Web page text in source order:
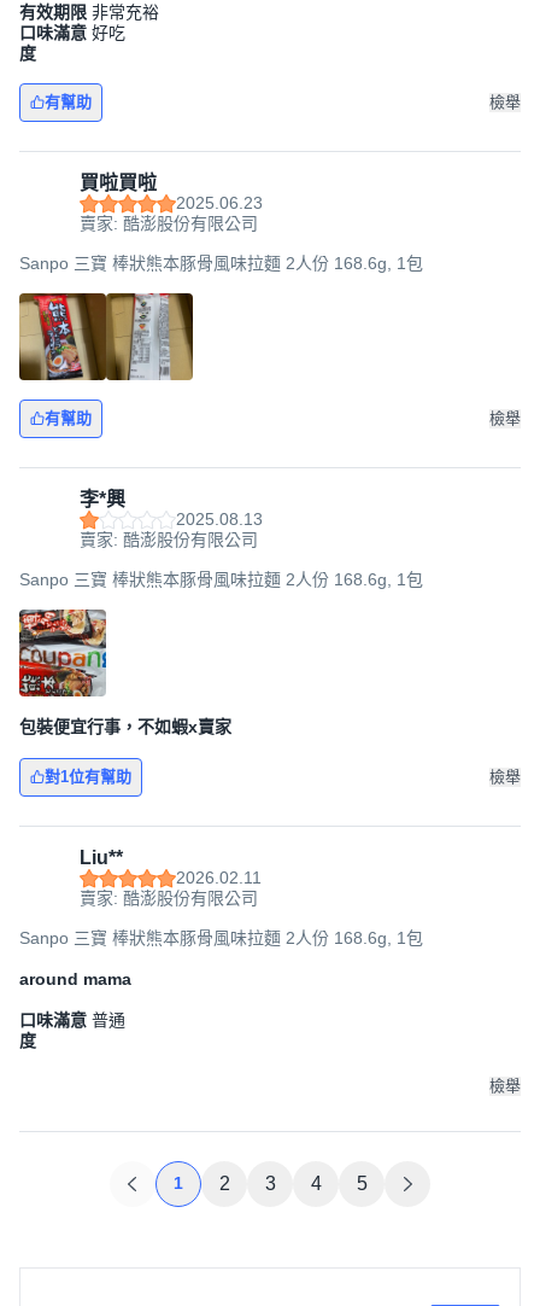
有效期限 非常充裕
口味滿意
度
好吃
有幫助 檢舉
買啦買啦
2025.06.23
賣家: 酷澎股份有限公司
Sanpo 三寶 棒狀熊本豚骨風味拉麵 2人份 168.6g, 1包
有幫助 檢舉
李*興
2025.08.13
賣家: 酷澎股份有限公司
Sanpo 三寶 棒狀熊本豚骨風味拉麵 2人份 168.6g, 1包
包裝便宜行事，不如蝦x賣家
對1位有幫助 檢舉
Liu**
2026.02.11
賣家: 酷澎股份有限公司
Sanpo 三寶 棒狀熊本豚骨風味拉麵 2人份 168.6g, 1包
around mama
口味滿意
度
普通
檢舉
1 2 3 4 5